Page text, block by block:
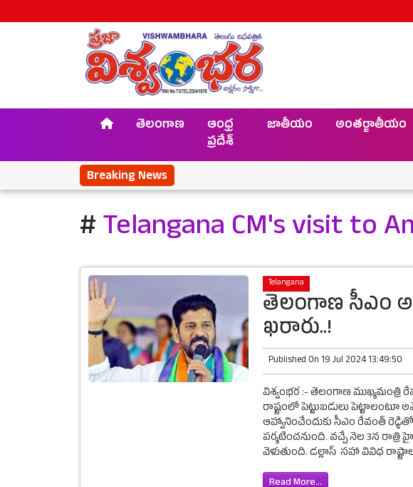
తెలంగాణ
ఆంధ్ర
ప్రదేశ్
జాతీయం అంతర్జాతీయం
Breaking News
#Telangana CM's visit to
Telangana
తెలంగాణ సీఎం
ఖరారు..!
Published On 19 Jul 2024 13:49:50
విశ్వంభర :- తెలంగాణ ముఖ్యమంత్రి
రాష్ట్రంలో పెట్టుబడులు
ఆహ్వానించేందుకు సీఎం రేవంత్
పర్యటించనుంది. వచ్చే నెల 3న
వెళుతుంది. డల్లాస్ సహా వివిధ
Read More...